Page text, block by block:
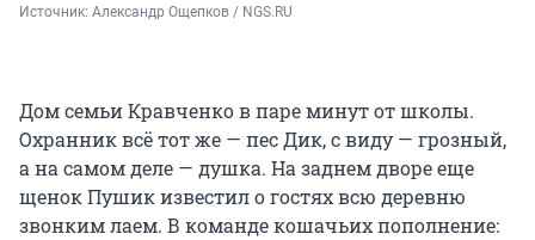
Источник: Александр Ощепков / NGS.RU
Дом семьи Кравченко в паре минут от школы.
Охранник всё тот же — пес Дик, с виду — грозный,
а на самом деле — душка. На заднем дворе еще
щенок Пушик известил о гостях всю деревню
звонким лаем. В команде кошачьих пополнение: